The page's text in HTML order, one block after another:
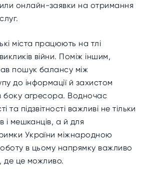
онлайн-заявки на отримання
міста працюють на тлі
війни. Поміж іншим,
пошук балансу між
до інформації й захистом
боку агресора. Водночас
та підзвітності важливі не тільки
і мешканців, а й для
України міжнародною
в цьому напрямку важливо
де це можливо.